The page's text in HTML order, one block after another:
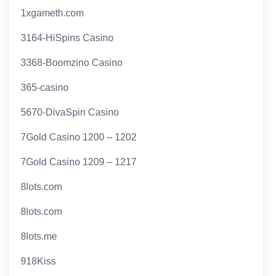
1xgameth.com
3164-HiSpins Casino
3368-Boomzino Casino
365-casino
5670-DivaSpin Casino
7Gold Casino 1200 – 1202
7Gold Casino 1209 – 1217
8lots.com
8lots.com
8lots.me
918Kiss